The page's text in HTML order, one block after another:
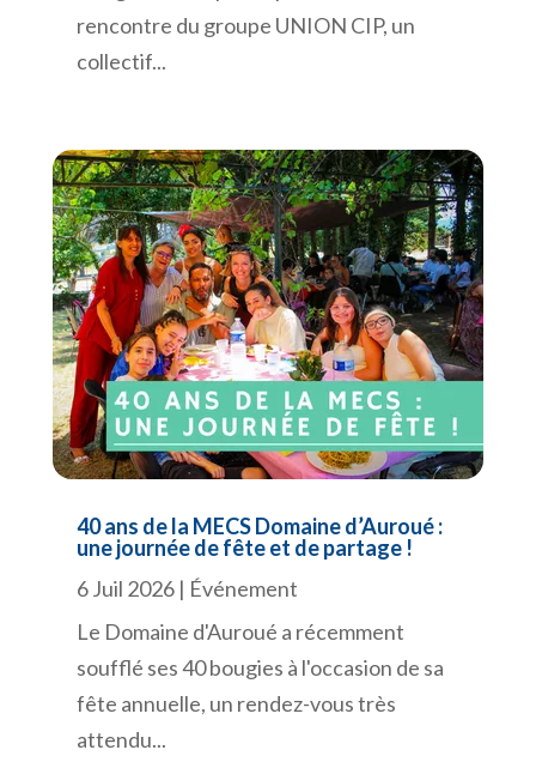
rencontre du groupe UNION CIP, un
collectif...
40 ans de la MECS Domaine d’Auroué :
une journée de fête et de partage !
6 Juil 2026| Événement
Le Domaine d'Auroué a récemment
soufflé ses 40 bougies à l'occasion de sa
fête annuelle, un rendez-vous très
attendu...